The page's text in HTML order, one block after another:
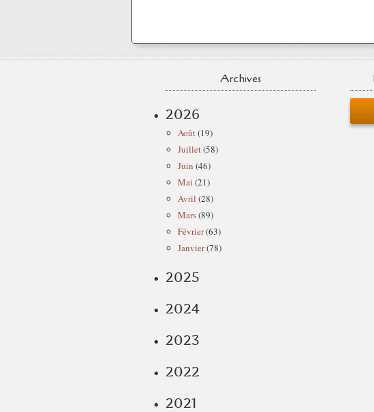
Archives
2026
Août(19)
Juillet(58)
Juin (46)
Mai (21)
Avril (28)
Mars(89)
Février(63)
Janvier(78)
2025
2024
2023
2022
2021